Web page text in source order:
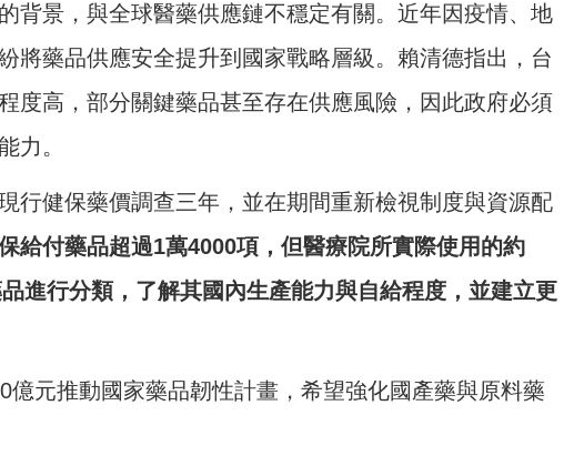
背景，與全球醫藥供應鏈不穩定有關。近年因疫情、地
將藥品供應安全提升到國家戰略層級。賴清德指出，台
度高，部分關鍵藥品甚至存在供應風險，因此政府必須
力。
行健保藥價調查三年，並在期間重新檢視制度與資源配
給付藥品超過1萬4000項，但醫療院所實際使用的約
進行分類，了解其國內生產能力與自給程度，並建立更
億元推動國家藥品韌性計畫，希望強化國產藥與原料藥